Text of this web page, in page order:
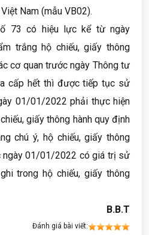
Nam (mẫu VB02).
hiệu lực kể từ ngày
trắng hộ chiếu, giấy thông
cơ quan trước ngày Thông tư
cấp hết thì được tiếp tục sử
01/01/2022 phải thực hiện
giấy thông hành quy định
chú ý, hộ chiếu, giấy thông
ngày 01/01/2022 có giá trị sử
trong hộ chiếu, giấy thông
B.B.T
Đánh giá bài viết: